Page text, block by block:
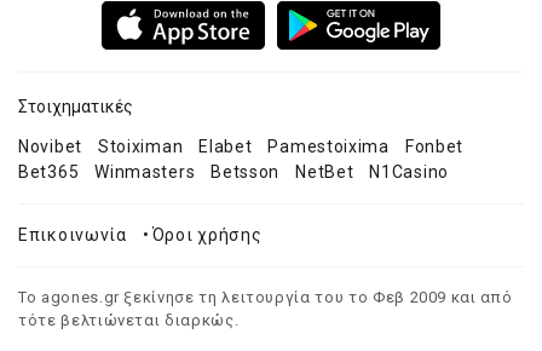
Στοιχηματικές
Novibet Stoiximan Elabet Pamestoixima
Fonbet
Bet365
Winmasters Betsson NetBet N1Casino
Επικοινωνία •Όροι χρήσης
Το agones.gr ξεκίνησε τη λειτουργία του το Φεβ 2009 και από
τότε βελτιώνεται διαρκώς.